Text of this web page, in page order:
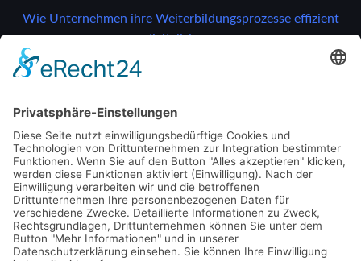
Wie Unternehmen ihre Weiterbildungsprozesse effizient
Gefährdungen erkennen, Risiken vermeiden: So bleibt Ihr
So verändern moderne Drucksensoren
Unternehmensprozesse
So verändern moderne Drucksensoren
Unternehmensprozesse
Schlagwörter